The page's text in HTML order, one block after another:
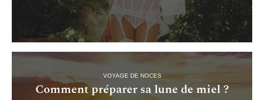
VOYAGE DE NOCES
Comment préparer sa lune de miel ?